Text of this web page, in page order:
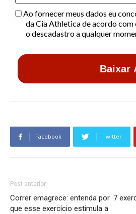
Ao fornecer meus dados eu
da Cia Athletica de acordo
o descadastro a qualquer
Baixar
Facebook Twitter
Post anterior
Correr emagrece: entenda por
que esse exercício estimula a
7